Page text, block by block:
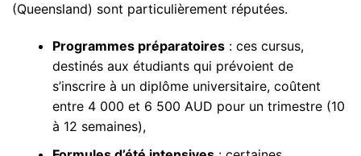
(Queensland) sont particulièrement réputées.
Programmes préparatoires : ces cursus,
destinés aux étudiants qui prévoient de
s’inscrire à un diplôme universitaire, coûtent
entre 4 000 et 6 500 AUD pour un trimestre (10
à 12 semaines),